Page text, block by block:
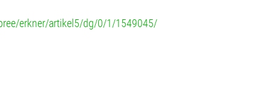
erkner/artikel5/dg/0/1/1549045/